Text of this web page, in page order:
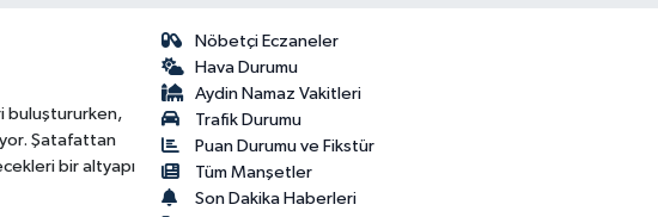
buluştururken,
Şatafattan
bir altyapı
Nöbetçi Eczaneler
Hava Durumu
Aydin Namaz Vakitleri
Trafik Durumu
Puan Durumu ve Fikstür
Tüm Manşetler
Son Dakika Haberleri